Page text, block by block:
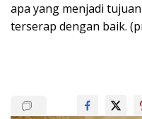
apa yang menjadi
terserap dengan baik.